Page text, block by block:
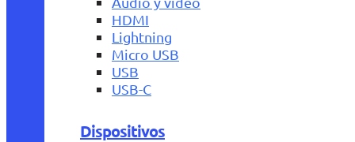
HDMI
Lightning
Micro USB
USB
USB-C
Dispositivos